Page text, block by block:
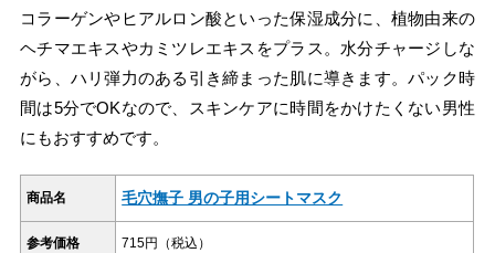
コラーゲンやヒアルロン酸といった保湿成分に、植物由来の
ヘチマエキスやカミツレエキスをプラス。水分チャージしな
がら、ハリ弾力のある引き締まった肌に導きます。パック時
間は5分でOKなので、スキンケアに時間をかけたくない男性
にもおすすめです。
商品名 毛穴撫子 男の子用シートマスク
参考価格 715円（税込）